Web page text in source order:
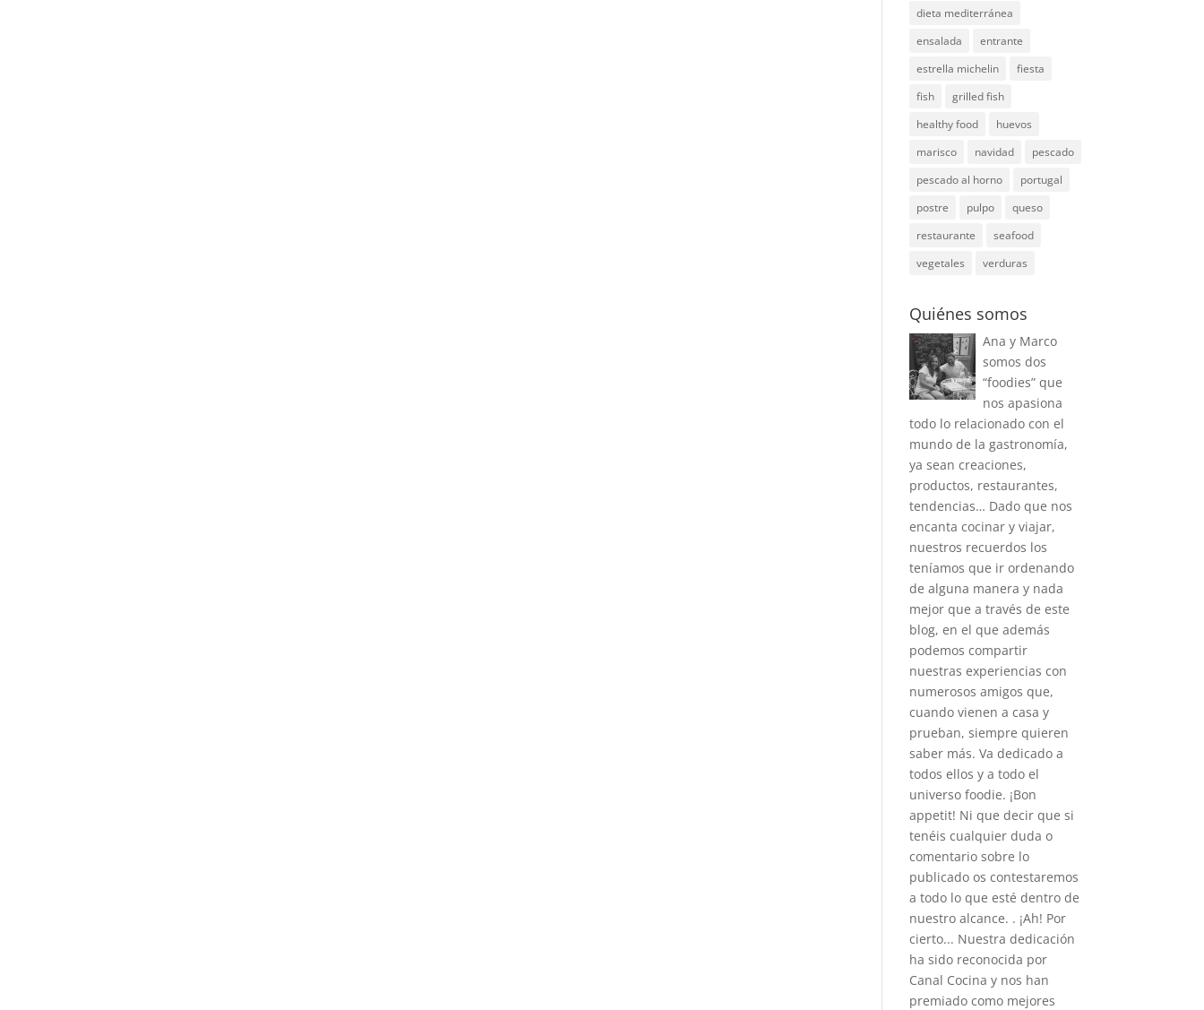
dieta mediterránea
ensalada
entrante
estrella michelin
fiesta
fish
grilled fish
healthy food
huevos
marisco
navidad
pescado
pescado al horno
portugal
postre
pulpo
queso
restaurante
seafood
vegetales
verduras
Quiénes somos
Ana y Marco
somos dos
“foodies” que
nos apasiona
todo lo relacionado con el
mundo de la gastronomía,
ya sean creaciones,
productos, restaurantes,
tendencias… Dado que nos
encanta cocinar y viajar,
nuestros recuerdos los
teníamos que ir ordenando
de alguna manera y nada
mejor que a través de este
blog, en el que además
podemos compartir
nuestras experiencias con
numerosos amigos que,
cuando vienen a casa y
prueban, siempre quieren
saber más. Va dedicado a
todos ellos y a todo el
universo foodie. ¡Bon
appetit! Ni que decir que si
tenéis cualquier duda o
comentario sobre lo
publicado os contestaremos
a todo lo que esté dentro de
nuestro alcance. . ¡Ah! Por
cierto... Nuestra dedicación
ha sido reconocida por
Canal Cocina y nos han
premiado como mejores